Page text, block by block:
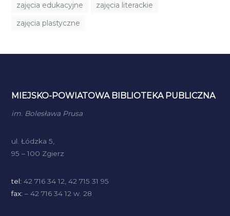
zajęcia edukacyjne
zajęcia literackie
zajęcia plastyczne
MIEJSKO-POWIATOWA BIBLIOTEKA PUBLICZNA
im. Bolesława Prusa
ul. Łódzka 5,
95 – 100 Zgierz
tel: 42 716 34 12, 42 715 31 95
fax: – 42 716 34 12 w. 28